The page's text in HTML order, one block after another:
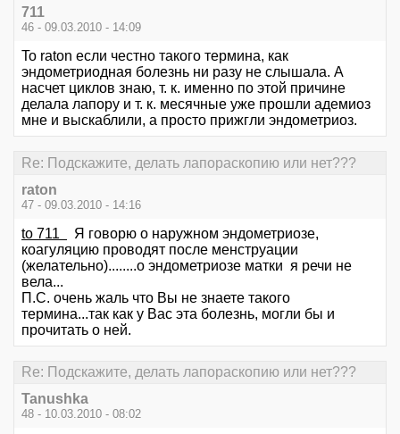
711
46 - 09.03.2010 - 14:09
To raton если честно такого термина, как
эндометриодная болезнь ни разу не слышала. А
насчет циклов знаю, т. к. именно по этой причине
делала лапору и т. к. месячные уже прошли адемиоз
мне и выскаблили, а просто прижгли эндометриоз.
Re: Подскажите, делать лапораскопию или нет???
raton
47 - 09.03.2010 - 14:16
to 711
Я говорю о наружном эндометриозе,
коагуляцию проводят после менструации
(желательно)........о эндометриозе матки я речи не
вела...
П.С. очень жаль что Вы не знаете такого
термина...так как у Вас эта болезнь, могли бы и
прочитать о ней.
Re: Подскажите, делать лапораскопию или нет???
Tanushka
48 - 10.03.2010 - 08:02